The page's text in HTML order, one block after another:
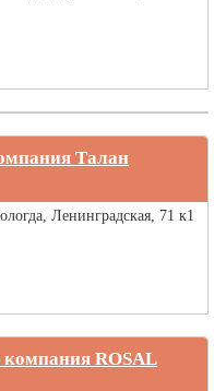
Талан
Ленинградская, 71 к1
ROSAL